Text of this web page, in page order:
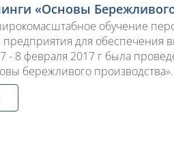
«Основы
обучение
предприятия для обеспечения
- 8 февраля 2017 г была
бережливого